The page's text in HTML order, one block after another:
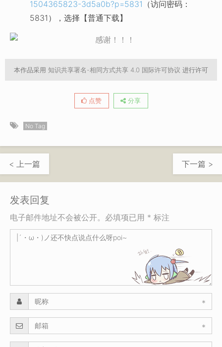
1504365823-3d5a0b?p=5831 （访问密码：
5831），选择【普通下载】
本作品采用 知识共享署名-相同方式共享 4.0 国际许可协议 进行许可
点赞 分享
No Tag
< 上一篇 下一篇 >
发表回复
电子邮件地址不会被公开。必填项已用 * 标注
*
*